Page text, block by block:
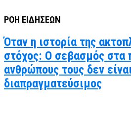
ΡΟΗ ΕΙΔΗΣΕΩΝ
Όταν η ιστορία της
στόχος: Ο σεβασμός στα
ανθρώπους τους δεν
διαπραγματεύσιμος